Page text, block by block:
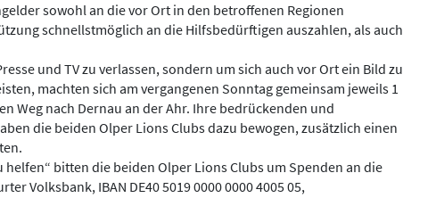
sowohl an die vor Ort in den betroffenen Regionen
schnellstmöglich an die Hilfsbedürftigen auszahlen, als auch
und TV zu verlassen, sondern um sich auch vor Ort ein Bild zu
machten sich am vergangenen Sonntag gemeinsam jeweils 1
Weg nach Dernau an der Ahr. Ihre bedrückenden und
die beiden Olper Lions Clubs dazu bewogen, zusätzlich einen
helfen“ bitten die beiden Olper Lions Clubs um Spenden an die
Volksbank, IBAN DE40 5019 0000 0000 4005 05,